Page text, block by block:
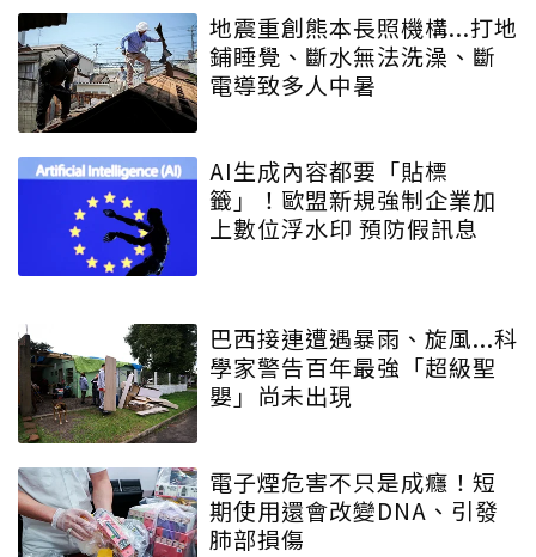
地震重創熊本長照機構...打地
鋪睡覺、斷水無法洗澡、斷
電導致多人中暑
AI生成內容都要「貼標
籤」！歐盟新規強制企業加
上數位浮水印 預防假訊息
巴西接連遭遇暴雨、旋風...科
學家警告百年最強「超級聖
嬰」尚未出現
電子煙危害不只是成癮！短
期使用還會改變DNA、引發
肺部損傷